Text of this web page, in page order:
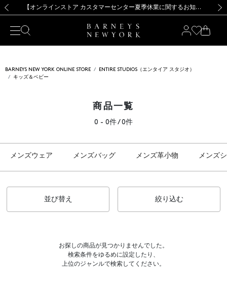
新規登録のお客様も対象！＜MY BARNEYS＞会員のお客様は11,000円（税込）以上のお買上げで常時送料無料！お買い物の際は会員登録を！
【夏季休業に伴う出荷一時停止のお知らせ】(2026.8.7) 【オンラインストア カスタマーセンター夏季休業に関するお知らせ】（2026.8.7）
【夏季休業に伴う返品・交換承り一時停止のお知らせ】（2026.8.5）
熊本県を中心とした地震の影響によるお荷物のお届けについて
【開催中】SUMMER SALEのご案内・ご注意事項 新規登録のお客様も対象！＜MY BARNEYS＞会員のお客様は11,000円（税込）以上のお買上げで常時送料無料！お買い物の際は会員登録を！
【夏季休業に伴う出荷一時停止のお知らせ】(2026.8.7)
BARNEYS NEW YORK ONLINE STORE
ENTIRE STUDIOS（エンタイア スタジオ）
キッズ＆ベビー
商品一覧
0 - 0件 / 0件
メンズウェア メンズバッグ メンズ革小物 メンズ
並び替え 絞り込む
お探しの商品が見つかりませんでした。
検索条件をゆるめに設定したり、
上位のジャンルで検索してください。